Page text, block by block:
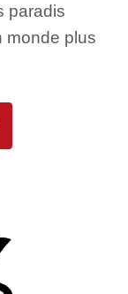
paradis
monde plus